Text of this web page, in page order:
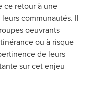
ce retour à une
communautés. Il
oeuvrants
ou à risque
de leurs
sur cet enjeu